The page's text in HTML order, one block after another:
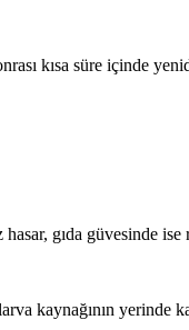
kısa süre içinde
gıda güvesinde ise
kaynağının yerinde